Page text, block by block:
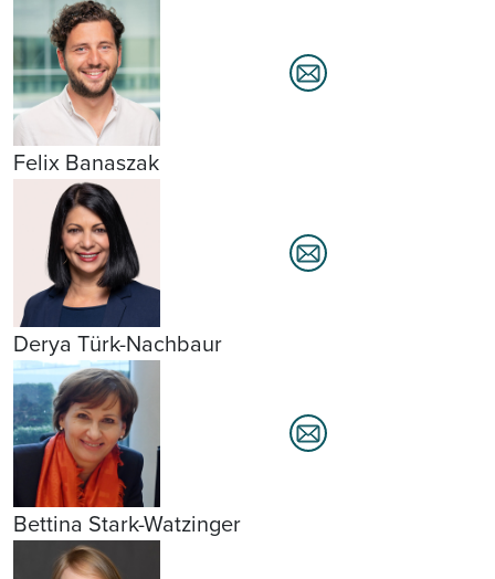
Felix Banaszak
Derya Türk-Nachbaur
Bettina Stark-Watzinger